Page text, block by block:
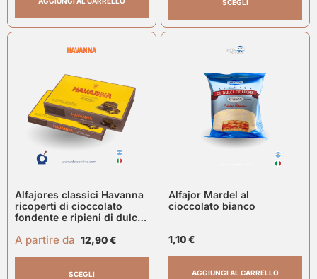
SCEGLI
Alfajores classici Havanna
ricoperti di cioccolato
fondente e ripieni di dulce
de leche
A partire da 12,90€
SCEGLI
Alfajor Mardel al
cioccolato bianco
1,10€
AGGIUNGI AL CARRELLO